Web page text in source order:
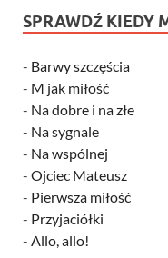
SPRAWDŹ KIEDY
- Barwy szczęścia
- M jak miłość
- Na dobre i na złe
- Na sygnale
- Na wspólnej
- Ojciec Mateusz
- Pierwsza miłość
- Przyjaciółki
- Allo, allo!